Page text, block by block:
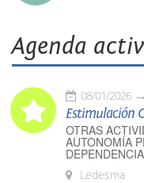
Agenda
08/01/2026
Estimulación
OTRAS
AUTONOMÍA
DEPENDENCIA
Ledesma